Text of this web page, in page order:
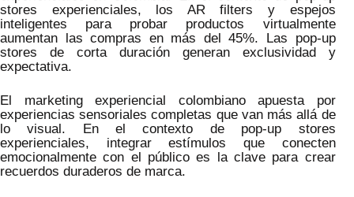
stores experienciales, los AR filters y espejos
inteligentes para probar productos virtualmente
aumentan las compras en más del 45%. Las pop-up
stores de corta duración generan exclusividad y
expectativa.
El marketing experiencial colombiano apuesta por
experiencias sensoriales completas que van más allá de
lo visual. En el contexto de pop-up stores
experienciales, integrar estímulos que conecten
emocionalmente con el público es la clave para crear
recuerdos duraderos de marca.